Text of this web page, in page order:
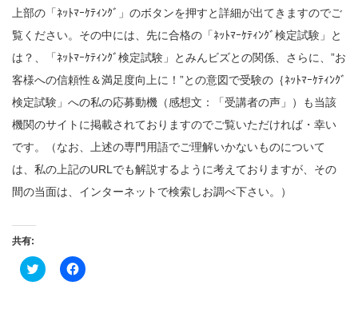
上部の「ﾈｯﾄﾏｰｹﾃｨﾝｸﾞ」のボタンを押すと詳細が出てきますのでご
覧ください。その中には、先に合格の「ﾈｯﾄﾏｰｹﾃｨﾝｸﾞ検定試験」と
は？、「ﾈｯﾄﾏｰｹﾃｨﾝｸﾞ検定試験」とみんビズとの関係、さらに、”お
客様への信頼性＆満足度向上に！”との意図で受験の｛ﾈｯﾄﾏｰｹﾃｨﾝｸﾞ
検定試験」への私の応募動機（感想文：「受講者の声」）も当該
機関のサイトに掲載されておりますのでご覧いただければ・幸い
です。（なお、上述の専門用語でご理解いかないものについて
は、私の上記のURLでも解説するように考えておりますが、その
間の当面は、インターネットで検索しお調べ下さい。）
共有:
ク
リ
Facebook
で